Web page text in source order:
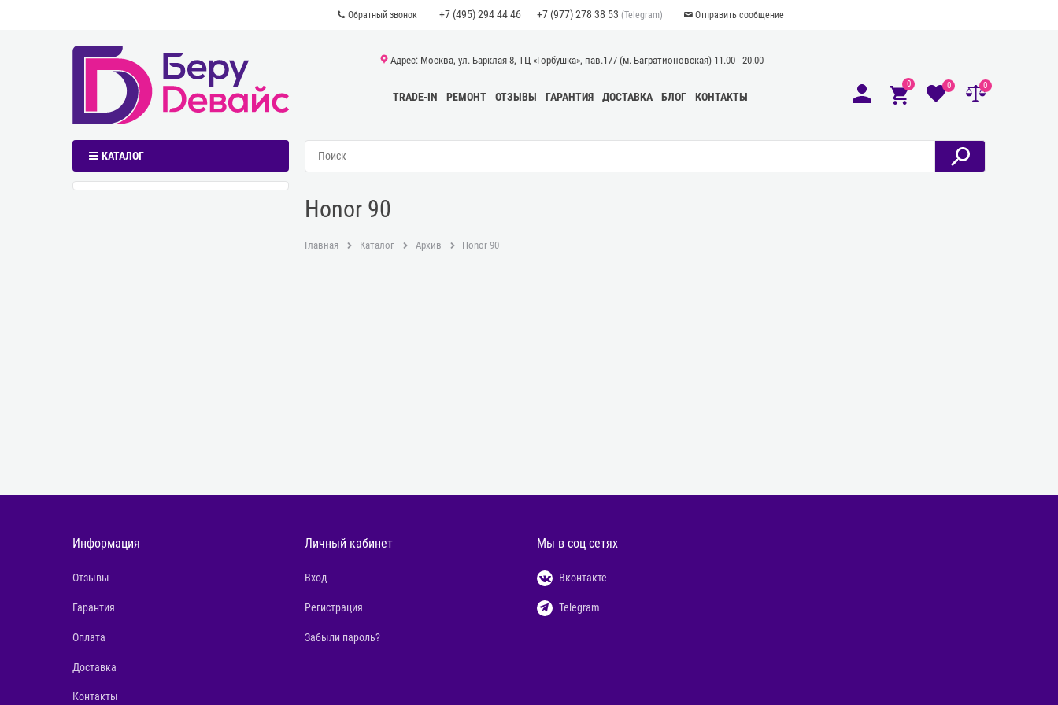
Обратный звонок +7 (495) 294 44 46 +7 (977) 278 38 53 (Telegram) Отправить сообщение
Адрес: Москва, ул. Барклая 8, ТЦ «Горбушка», пав.177 (м. Багратионовская) 11.00 - 20.00
TRADE-IN РЕМОНТ ОТЗЫВЫ ГАРАНТИЯ ДОСТАВКА БЛОГ КОНТАКТЫ
0 0 0
КАТАЛОГ
Honor 90
Главная Каталог Архив Honor 90
Информация
Отзывы
Гарантия
Оплата
Доставка
Контакты
Личный кабинет
Вход
Регистрация
Забыли пароль?
Мы в соц сетях
Вконтакте
Telegram